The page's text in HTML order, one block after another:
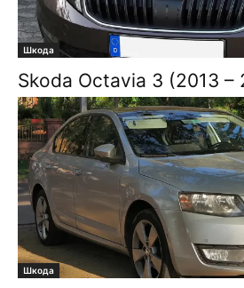
Шкода
Skoda Octavia 3 (2013 –
Шкода